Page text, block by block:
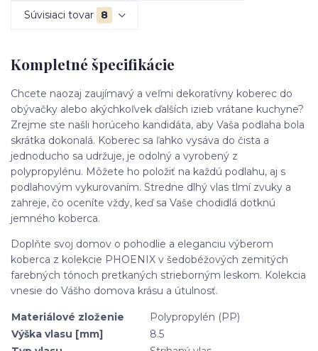
Súvisiaci tovar 8
Kompletné špecifikácie
Chcete naozaj zaujímavý a veľmi dekoratívny koberec do
obývačky alebo akýchkoľvek ďalších izieb vrátane kuchyne?
Zrejme ste našli horúceho kandidáta, aby Vaša podlaha bola
skrátka dokonalá. Koberec sa ľahko vysáva do čista a
jednoducho sa udržuje, je odolný a vyrobený z
polypropylénu. Môžete ho položiť na každú podlahu, aj s
podlahovým vykurovaním. Stredne dlhý vlas tlmí zvuky a
zahreje, čo oceníte vždy, keď sa Vaše chodidlá dotknú
jemného koberca.
Doplňte svoj domov o pohodlie a eleganciu výberom
koberca z kolekcie PHOENIX v šedobéžových zemitých
farebných tónoch pretkaných strieborným leskom. Kolekcia
vnesie do Vášho domova krásu a útulnosť.
Materiálové zloženie
Polypropylén (PP)
Výška vlasu [mm]
8.5